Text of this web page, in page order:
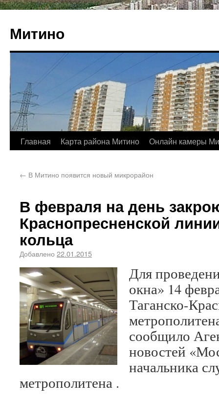
Митино
Главная Карта района Митино Онлайн камеры
← В Митино появится новый микрорайон
В февраля на день
Краснопресненской
кольца
Добавлено 22.01.2015
Для
окна» 14
Таганско-
сообщило
новостей
начальника
метрополитена .